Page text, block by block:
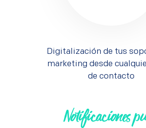
Digitalización de tus
marketing desde
de contacto
Notificaciones